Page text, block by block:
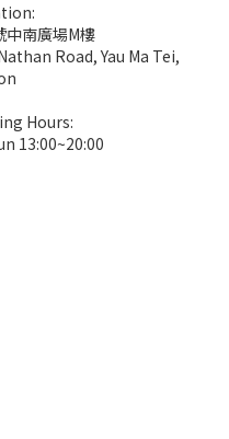
中南廣場M樓
Road, Yau Ma Tei,
Hours:
13:00~20:00